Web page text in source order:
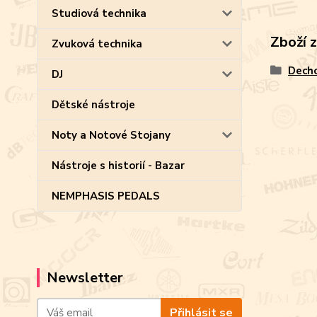
Studiová technika
Zvuková technika
DJ
Dětské nástroje
Noty a Notové Stojany
Nástroje s historií - Bazar
NEMPHASIS PEDALS
Newsletter
Přihlásit se
Zboží